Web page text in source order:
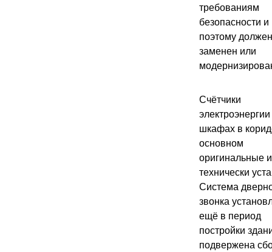
требованиям
безопасности и
поэтому
заменен или
Счётчики
шкафах в
основном
оригинальные и
технически
Система
звонка
ещё в период
постройки
подвержена